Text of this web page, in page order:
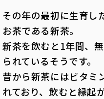
その年の最初に生育し
お茶である新茶。
新茶を飲むと1年間、
られているそうです。
昔から新茶にはビタミ
れており、飲むと縁起